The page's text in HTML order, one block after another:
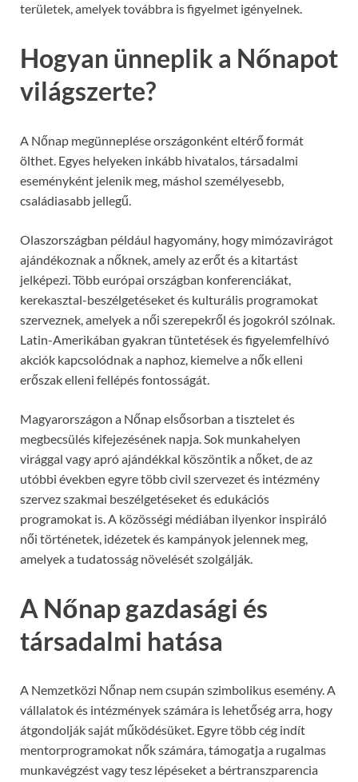
területek, amelyek továbbra is figyelmet igényelnek.
Hogyan ünneplik a Nőnapot
világszerte?
A Nőnap megünneplése országonként eltérő formát
ölthet. Egyes helyeken inkább hivatalos, társadalmi
eseményként jelenik meg, máshol személyesebb,
családiasabb jellegű.
Olaszországban például hagyomány, hogy mimózavirágot
ajándékoznak a nőknek, amely az erőt és a kitartást
jelképezi. Több európai országban konferenciákat,
kerekasztal-beszélgetéseket és kulturális programokat
szerveznek, amelyek a női szerepekről és jogokról szólnak.
Latin-Amerikában gyakran tüntetések és figyelemfelhívó
akciók kapcsolódnak a naphoz, kiemelve a nők elleni
erőszak elleni fellépés fontosságát.
Magyarországon a Nőnap elsősorban a tisztelet és
megbecsülés kifejezésének napja. Sok munkahelyen
virággal vagy apró ajándékkal köszöntik a nőket, de az
utóbbi években egyre több civil szervezet és intézmény
szervez szakmai beszélgetéseket és edukációs
programokat is. A közösségi médiában ilyenkor inspiráló
női történetek, idézetek és kampányok jelennek meg,
amelyek a tudatosság növelését szolgálják.
A Nőnap gazdasági és
társadalmi hatása
A Nemzetközi Nőnap nem csupán szimbolikus esemény. A
vállalatok és intézmények számára is lehetőség arra, hogy
átgondolják saját működésüket. Egyre több cég indít
mentorprogramokat nők számára, támogatja a rugalmas
munkavégzést vagy tesz lépéseket a bértranszparencia